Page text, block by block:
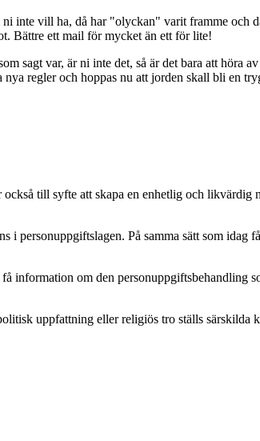
inte vill ha, då har "olyckan" varit framme och
Bättre ett mail för mycket än ett för lite!
sagt var, är ni inte det, så är det bara att
regler och hoppas nu att jorden skall bli en
till syfte att skapa en enhetlig och
personuppgiftslagen. På samma sätt som
information om den personuppgiftsbehandling
uppfattning eller religiös tro ställs särskilda